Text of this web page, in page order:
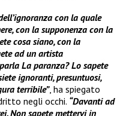
con la quale
con la supponenza con la
cosa siano, con la
ad un artista
La paranza? Lo sapete
ignoranti, presuntuosi,
terribile”, ha spiegato
negli occhi. “Davanti ad
Non sapete mettervi in